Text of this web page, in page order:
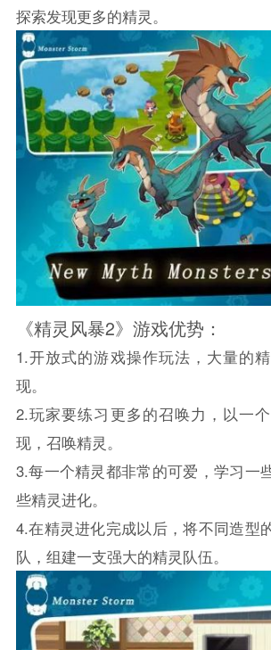
探索发现更多的精灵。
《精灵风暴2》游戏优势：
1.开放式的游戏操作玩法，大量的
现。
2.玩家要练习更多的召唤力，以一
现，召唤精灵。
3.每一个精灵都非常的可爱，学习一
些精灵进化。
4.在精灵进化完成以后，将不同造型
队，组建一支强大的精灵队伍。